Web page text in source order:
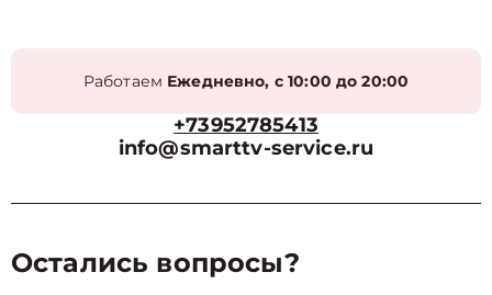
Работаем Ежедневно, с 10:00 до 20:00
+73952785413
info@smarttv-service.ru
Остались вопросы?